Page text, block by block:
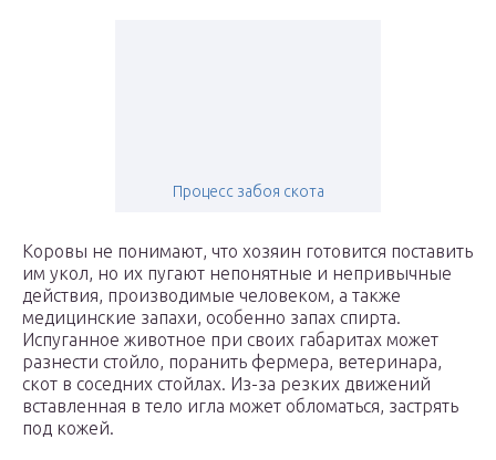
Процесс забоя скота
Коровы не понимают, что хозяин готовится поставить
им укол, но их пугают непонятные и непривычные
действия, производимые человеком, а также
медицинские запахи, особенно запах спирта.
Испуганное животное при своих габаритах может
разнести стойло, поранить фермера, ветеринара,
скот в соседних стойлах. Из-за резких движений
вставленная в тело игла может обломаться, застрять
под кожей.